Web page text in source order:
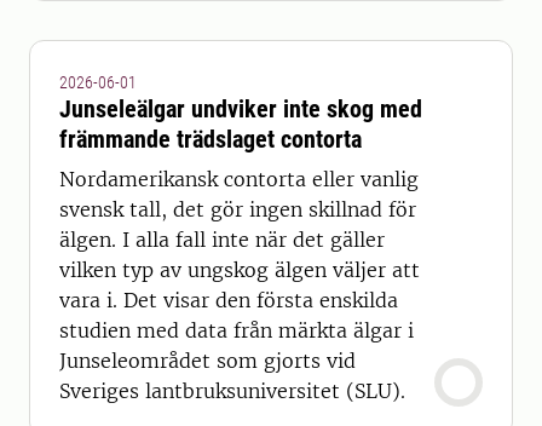
2026-06-01
Junseleälgar undviker inte skog med
främmande trädslaget contorta
Nordamerikansk contorta eller vanlig
svensk tall, det gör ingen skillnad för
älgen. I alla fall inte när det gäller
vilken typ av ungskog älgen väljer att
vara i. Det visar den första enskilda
studien med data från märkta älgar i
Junseleområdet som gjorts vid
Sveriges lantbruksuniversitet (SLU).